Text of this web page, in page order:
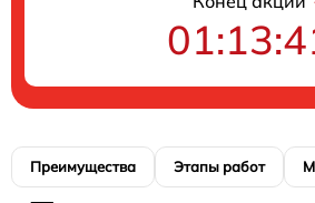
Преимущества Этапы работ